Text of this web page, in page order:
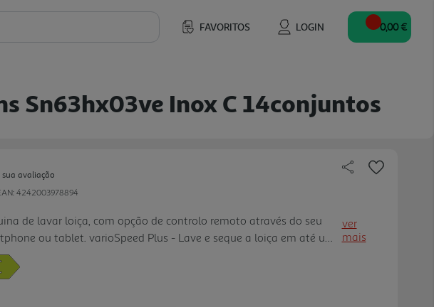
FAVORITOS LOGIN 0,00 €
Sn63hx03ve Inox C 14conjuntos
sua avaliação
4242003978894
de lavar loiça, com opção de controlo remoto através do seu
ou tablet. varioSpeed Plus - Lave e seque a loiça em até um
tempo. Nível de higiene validado para Eco 50º C e níveis
com os programas Intensive 70º C e Mach ine Care. Mais
ver
mais